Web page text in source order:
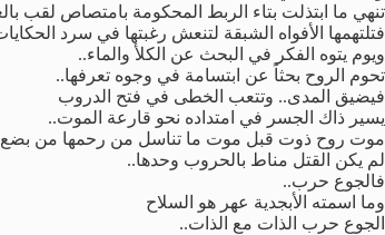
تنهي ما ابتذلت بتاء الربط المحكومة بامتصاص لقب
فتلتهمها الأفواه الشبقة لتنعش رغبتها في سرد
ويوم يتوه الفكر في البحث عن الكلأ والماء..
تحوم الروح بحثاً عن ابتسامة في وجوه تعرفها..
فيضيق المدى.. وتتعب الخطى في فتح الدروب
يسير ذاك الجسر في امتداده نحو قارعة الموت..
موت روح ذوت قبل موت ما تناسل من رحمها من بضع
لم يكن القتل مناط بالحروب وحدها..
فالجوع حرب..
وما اسمته الأبجدية عهر هو السلاح
الجوع حرب الذات مع الذات..